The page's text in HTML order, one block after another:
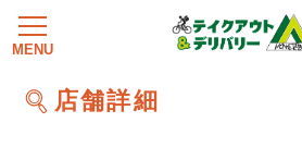
店舗詳細